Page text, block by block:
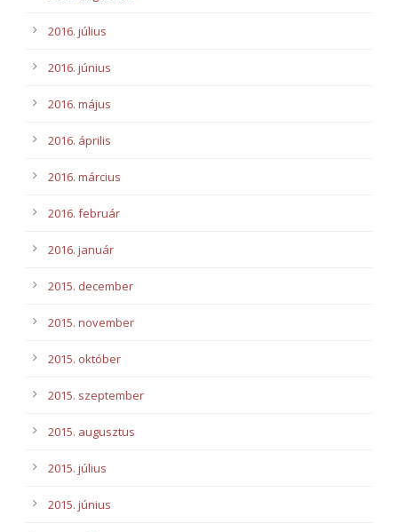
2016. július
2016. június
2016. május
2016. április
2016. március
2016. február
2016. január
2015. december
2015. november
2015. október
2015. szeptember
2015. augusztus
2015. július
2015. június